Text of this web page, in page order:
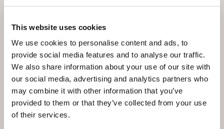
This website uses cookies
We use cookies to personalise content and ads, to
provide social media features and to analyse our traffic.
We also share information about your use of our site with
our social media, advertising and analytics partners who
may combine it with other information that you’ve
provided to them or that they’ve collected from your use
of their services.
comporta alcuni tratti in salita e occasionalmente
ghiaia. Portate spuntini, acqua e magari un piccolo
premio per i cacciatori di tesori vincenti. Partite presto
se il tempo è caldo e non dimenticate cappello e crema
solare. Il percorso può essere affrontato con pioggia
leggera, ma la pioggia intensa può rendere difficile
risolvere alcuni indizi. Se viaggiate con bambini piccoli,
calcolate del tempo in più per le pause e valutate di
suddividere il sentiero in due sessioni se l'attenzione
cala.